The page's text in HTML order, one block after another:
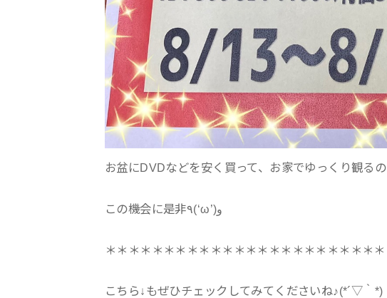
お盆にDVDなどを安く買って、お家でゆっくり観る
この機会に是非٩(‘ω’)و
＊＊＊＊＊＊＊＊＊＊＊＊＊＊＊＊＊＊＊＊＊＊＊＊
こちら↓もぜひチェックしてみてくださいね♪(*´▽｀*)